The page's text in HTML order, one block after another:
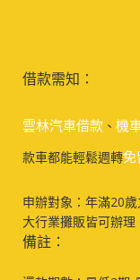
借款需知：
雲林汽車借款 、 機
款車都能輕鬆週轉
申辦對象：年滿20
大行業攤販皆可辦理
備註：